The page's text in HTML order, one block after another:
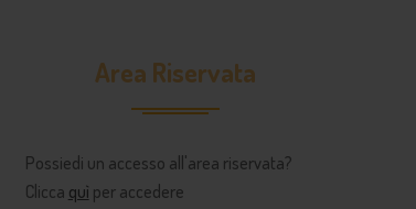
Area Riservata
Possiedi un accesso all'area riservata?
Clicca quì per accedere